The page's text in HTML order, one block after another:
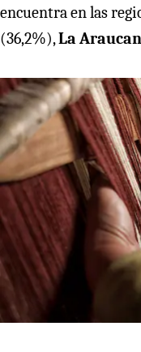
encuentra en las
(36,2%),La